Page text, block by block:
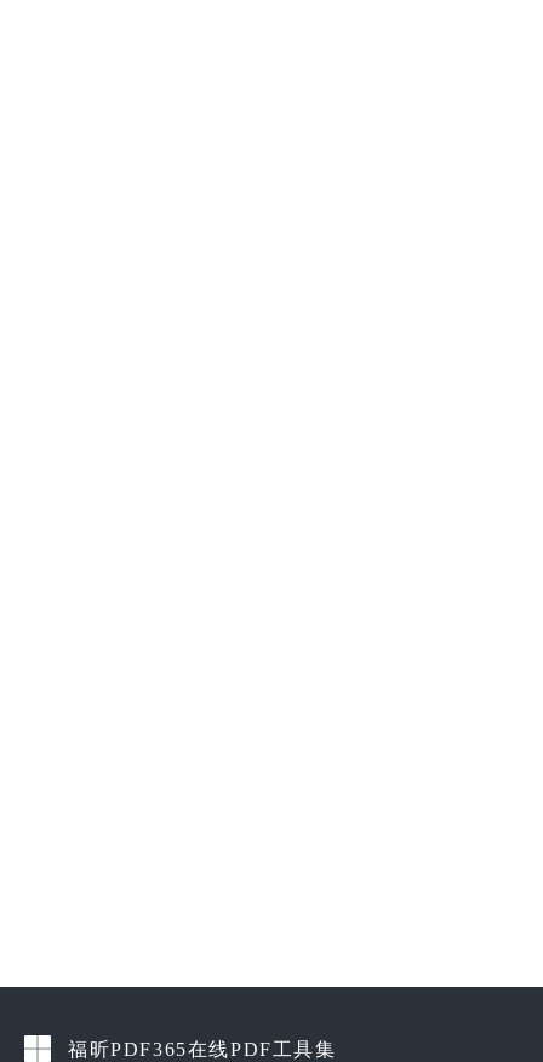
福昕PDF365在线PDF工具集